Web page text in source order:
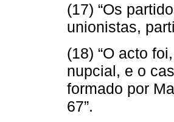
(17) “Os
unionistas,
(18) “O acto foi,
nupcial, e o
formado por
67”.